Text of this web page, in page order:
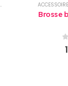
Brosse
0